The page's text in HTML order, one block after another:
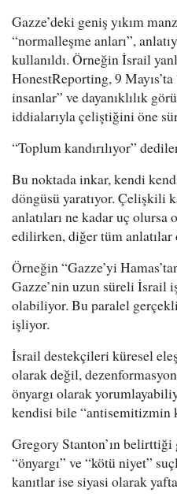
Gazze’deki geniş yıkım
“normalleşme anları”,
kullanıldı. Örneğin İsrail
HonestReporting, 9
insanlar” ve dayanıklılık
iddialarıyla çeliştiğini öne
“Toplum kandırılıyor”
Bu noktada inkar, kendi
döngüsü yaratıyor. Çelişkili
anlatıları ne kadar uç
edilirken, diğer tüm
Örneğin “Gazze’yi
Gazze’nin uzun süreli İsrail
olabiliyor. Bu paralel
işliyor.
İsrail destekçileri küresel
olarak değil,
önyargı olarak
kendisi bile “antisemitizmin
Gregory Stanton’ın
“önyargı” ve “kötü niyet”
kanıtlar ise siyasi olarak